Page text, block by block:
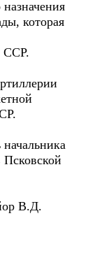
назначения
которая
ССР.
В.Д.